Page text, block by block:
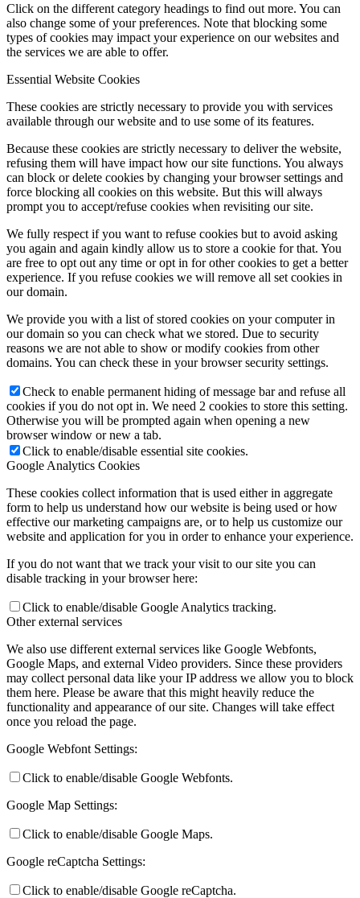
Click on the different category headings to find out more. You can
also change some of your preferences. Note that blocking some
types of cookies may impact your experience on our websites and
the services we are able to offer.
Essential Website Cookies
These cookies are strictly necessary to provide you with services
available through our website and to use some of its features.
Because these cookies are strictly necessary to deliver the website,
refusing them will have impact how our site functions. You always
can block or delete cookies by changing your browser settings and
force blocking all cookies on this website. But this will always
prompt you to accept/refuse cookies when revisiting our site.
We fully respect if you want to refuse cookies but to avoid asking
you again and again kindly allow us to store a cookie for that. You
are free to opt out any time or opt in for other cookies to get a better
experience. If you refuse cookies we will remove all set cookies in
our domain.
We provide you with a list of stored cookies on your computer in
our domain so you can check what we stored. Due to security
reasons we are not able to show or modify cookies from other
domains. You can check these in your browser security settings.
Check to enable permanent hiding of message bar and refuse all
cookies if you do not opt in. We need 2 cookies to store this setting.
Otherwise you will be prompted again when opening a new
browser window or new a tab.
Click to enable/disable essential site cookies.
Google Analytics Cookies
These cookies collect information that is used either in aggregate
form to help us understand how our website is being used or how
effective our marketing campaigns are, or to help us customize our
website and application for you in order to enhance your experience.
If you do not want that we track your visit to our site you can
disable tracking in your browser here:
Click to enable/disable Google Analytics tracking.
Other external services
We also use different external services like Google Webfonts,
Google Maps, and external Video providers. Since these providers
may collect personal data like your IP address we allow you to block
them here. Please be aware that this might heavily reduce the
functionality and appearance of our site. Changes will take effect
once you reload the page.
Google Webfont Settings:
Click to enable/disable Google Webfonts.
Google Map Settings:
Click to enable/disable Google Maps.
Google reCaptcha Settings:
Click to enable/disable Google reCaptcha.